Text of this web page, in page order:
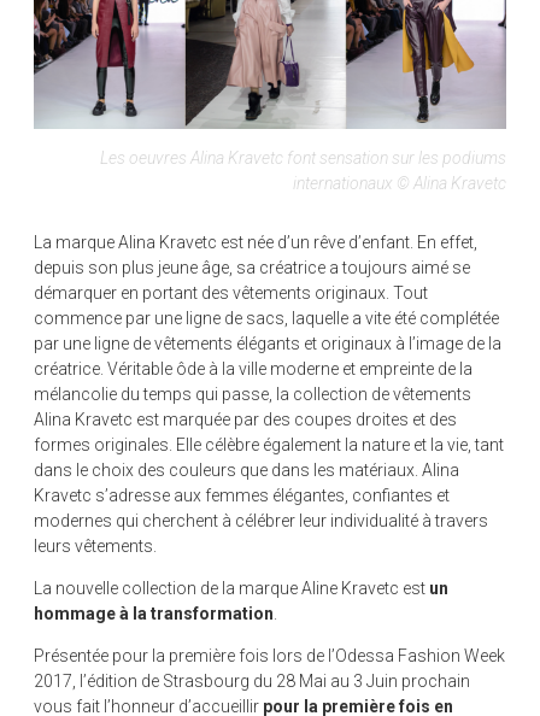
Les oeuvres Alina Kravetc font sensation sur les podiums
internationaux © Alina Kravetc
La marque Alina Kravetc est née d’un rêve d’enfant. En effet,
depuis son plus jeune âge, sa créatrice a toujours aimé se
démarquer en portant des vêtements originaux. Tout
commence par une ligne de sacs, laquelle a vite été complétée
par une ligne de vêtements élégants et originaux à l’image de la
créatrice. Véritable ôde à la ville moderne et empreinte de la
mélancolie du temps qui passe, la collection de vêtements
Alina Kravetc est marquée par des coupes droites et des
formes originales. Elle célèbre également la nature et la vie, tant
dans le choix des couleurs que dans les matériaux. Alina
Kravetc s’adresse aux femmes élégantes, confiantes et
modernes qui cherchent à célébrer leur individualité à travers
leurs vêtements.
La nouvelle collection de la marque Aline Kravetc est un
hommage à la transformation.
Présentée pour la première fois lors de l’Odessa Fashion Week
2017, l’édition de Strasbourg du 28 Mai au 3 Juin prochain
vous fait l’honneur d’accueillir pour la première fois en